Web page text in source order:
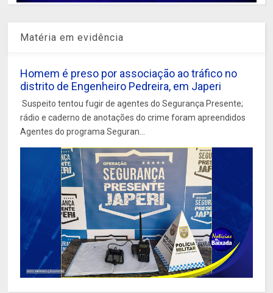
Matéria em evidência
Homem é preso por associação ao tráfico no
distrito de Engenheiro Pedreira, em Japeri
Suspeito tentou fugir de agentes do Segurança Presente;
rádio e caderno de anotações do crime foram apreendidos
Agentes do programa Seguran...